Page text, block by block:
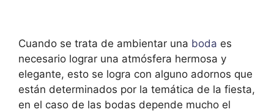
Cuando se trata de ambientar una boda es
necesario lograr una atmósfera hermosa y
elegante, esto se logra con alguno adornos que
están determinados por la temática de la fiesta,
en el caso de las bodas depende mucho el